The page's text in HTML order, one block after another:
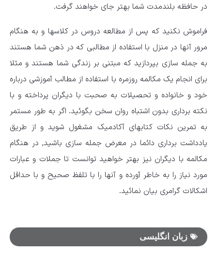
در حافظه بلندمدت شما بهتر جای خواهند گرفت.
فراموش نکنید که پس از مطالعه دروس در کلاسها و به هنگام
مرور آنها در منزل با استفاده از مطالبی که در ذهن شما هستند
به جمله سازی بپردازید که مبتنی بر زندگی شما هستند و مثلا
برای انجام یک مکالمه روزمره با استفاده از مطالب آموزشی درباره
خود و خانواده و تحصیلات به صحبت با دیگران پرداخته و با
نکته برداری بدون اشتباه روان سخن بگوئید. اگر به طور مستمر
به تمرین نکات کتابهای آکادمیک مشغول شوید و از طریق
یادداشت برداری دائما در معرض جمله سازی باشید, در هنگام
مکالمه با دیگران نیز بهتر خواهید توانست تا جملات و عبارات
مورد نیاز را به خاطر آورده و آنها را با تلفظ صحیح و با حداقل
اشکالات گرامری بیان نمائید.
زبان انگلیسی